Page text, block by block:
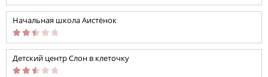
Начальная школа Аистёнок
Детский центр Слон в клеточку